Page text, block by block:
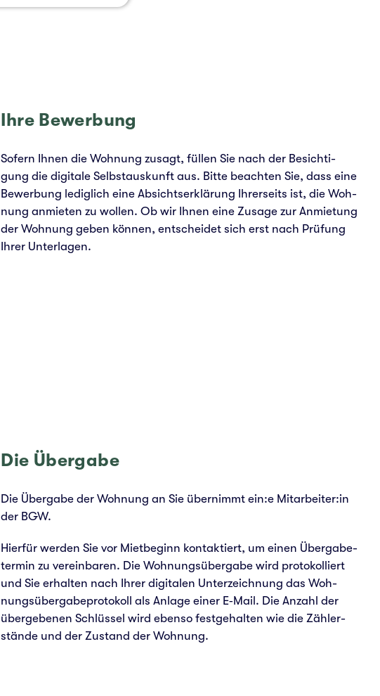
Ihre Bewer­bung
Sofern Ihnen die Woh­nung zusagt, füllen Sie nach der Besich­ti­
gung die digi­ta­le Selbst­aus­kunft aus. Bitte beach­ten Sie, dass eine
Bewer­bung ledig­lich eine Absichts­er­klä­rung Ihrer­seits ist, die Woh­
nung anmie­ten zu wollen. Ob wir Ihnen eine Zusage zur Anmie­tung
der Woh­nung geben können, ent­schei­det sich erst nach Prü­fung
Ihrer Unter­la­gen.
Die Über­ga­be
Die Über­ga­be der Woh­nung an Sie über­nimmt ein:e Mitarbeiter:in
der BGW.
Hier­für werden Sie vor Miet­be­ginn kon­tak­tiert, um einen Über­ga­be­
ter­min zu ver­ein­ba­ren. Die Woh­nungs­über­ga­be wird pro­to­kol­liert
und Sie erhal­ten nach Ihrer digi­ta­len Unter­zeich­nung das Woh­
nungs­über­ga­be­pro­to­koll als Anlage einer E‑Mail. Die Anzahl der
über­ge­be­nen Schlüs­sel wird ebenso fest­ge­hal­ten wie die Zäh­ler­
stän­de und der Zustand der Woh­nung.